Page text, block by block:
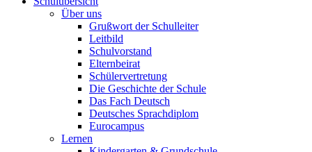
Über uns
Grußwort der Schulleiter
Leitbild
Schulvorstand
Elternbeirat
Schülervertretung
Die Geschichte der Schule
Das Fach Deutsch
Deutsches Sprachdiplom
Eurocampus
Lernen